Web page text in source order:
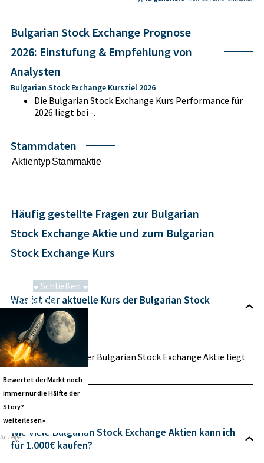
Bulgarian Stock Exchange Prognose
2026: Einstufung & Empfehlung von
Analysten
Bulgarian Stock Exchange Kursziel 2026
Die Bulgarian Stock Exchange Kurs Performance für
2026 liegt bei -.
Stammdaten
AktientypStammaktie
Häufig gestellte Fragen zur Bulgarian
Stock Exchange Aktie und zum Bulgarian
Stock Exchange Kurs
Was ist der aktuelle Kurs der Bulgarian Stock
Exchange Aktie?
Der aktuelle Kurs der Bulgarian Stock Exchange Aktie liegt
bei 7,50 €.
Wie viele Bulgarian Stock Exchange Aktien kann ich
für 1.000€ kaufen?
Schließen
Saga bei 0,53 CAD
Bewertet der Markt noch
immer nur die Hälfte der
Story?
weiterlesen»
Anzeige